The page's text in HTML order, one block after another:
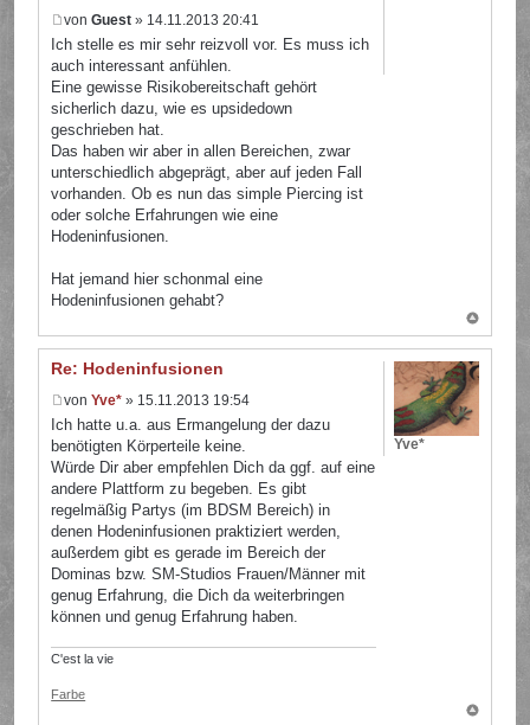
vonGuest » 14.11.2013 20:41
Ich stelle es mir sehr reizvoll vor. Es muss ich
auch interessant anfühlen.
Eine gewisse Risikobereitschaft gehört
sicherlich dazu, wie es upsidedown
geschrieben hat.
Das haben wir aber in allen Bereichen, zwar
unterschiedlich abgeprägt, aber auf jeden Fall
vorhanden. Ob es nun das simple Piercing ist
oder solche Erfahrungen wie eine
Hodeninfusionen.
Hat jemand hier schonmal eine
Hodeninfusionen gehabt?
Re: Hodeninfusionen
vonYve* » 15.11.2013 19:54
Ich hatte u.a. aus Ermangelung der dazu
benötigten Körperteile keine.
Würde Dir aber empfehlen Dich da ggf. auf eine
andere Plattform zu begeben. Es gibt
regelmäßig Partys (im BDSM Bereich) in
denen Hodeninfusionen praktiziert werden,
außerdem gibt es gerade im Bereich der
Dominas bzw. SM-Studios Frauen/Männer mit
genug Erfahrung, die Dich da weiterbringen
können und genug Erfahrung haben.
C'est la vie
Farbe
Yve*